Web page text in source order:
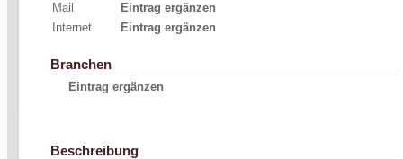
Mail
Eintrag ergänzen
Internet
Eintrag ergänzen
Branchen
Eintrag ergänzen
Beschreibung